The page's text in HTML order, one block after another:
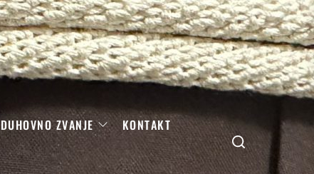
DUHOVNO ZVANJE KONTAKT
Search